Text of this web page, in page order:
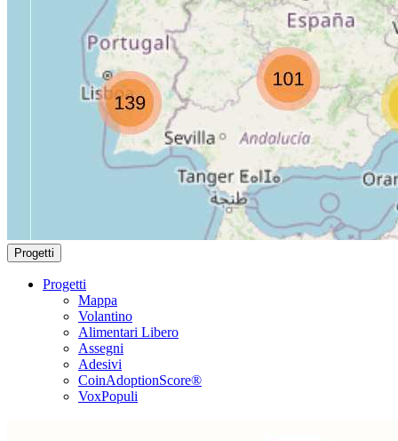
Progetti
Progetti
Mappa
Volantino
Alimentari Libero
Assegni
Adesivi
CoinAdoptionScore®
VoxPopuli